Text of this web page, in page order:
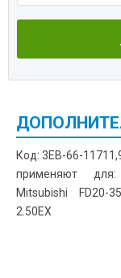
Код: 3EB-66-
применяют для:
Mitsubishi FD20-
2.50EX